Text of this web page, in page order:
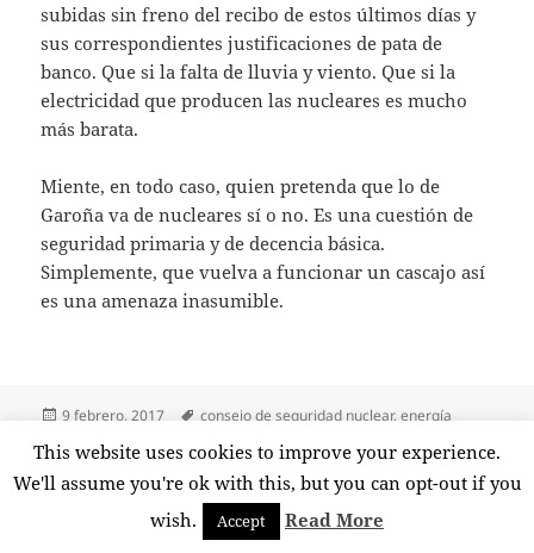
subidas sin freno del recibo de estos últimos días y
sus correspondientes justificaciones de pata de
banco. Que si la falta de lluvia y viento. Que si la
electricidad que producen las nucleares es mucho
más barata.
Miente, en todo caso, quien pretenda que lo de
Garoña va de nucleares sí o no. Es una cuestión de
seguridad primaria y de decencia básica.
Simplemente, que vuelva a funcionar un cascajo así
es una amenaza inasumible.
Publicado
9 febrero, 2017 Etiquetas
consejo de seguridad nuclear,energía
seguridad
Deja un comentario en Garoña, no y no
Funciona gracias a WordPress
This website uses cookies to improve your experience.
We'll assume you're ok with this, but you can opt-out if you
wish.
Accept Read More